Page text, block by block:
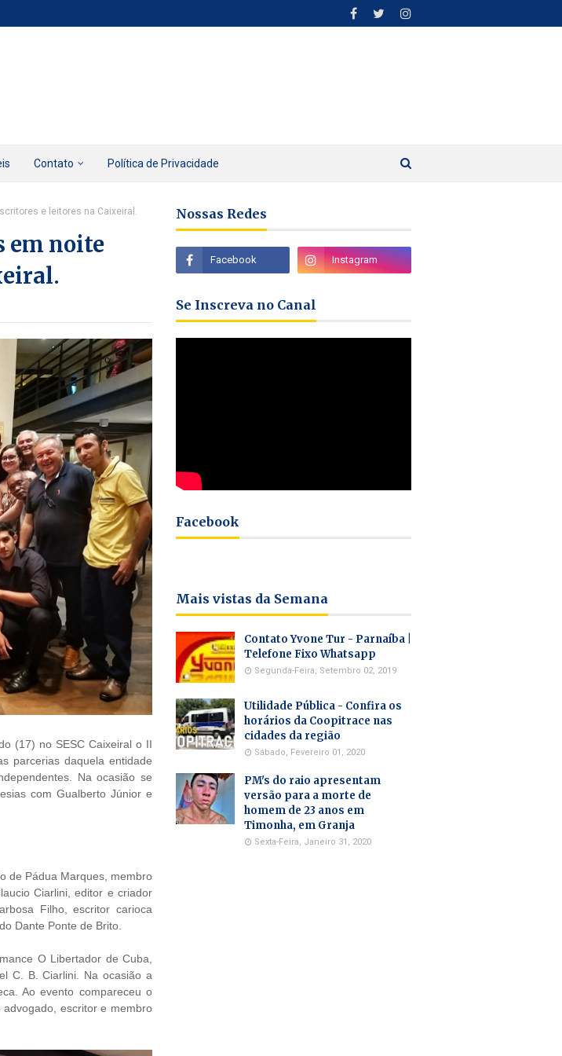
Contato Política de Privacidade
e leitores na Caixeiral.
em noite
(17) no SESC Caixeiral o II
parcerias daquela entidade
Na ocasião se
com Gualberto Júnior e
de Pádua Marques, membro
Ciarlini, editor e criador
Filho, escritor carioca
Dante Ponte de Brito.
O Libertador de Cuba,
C. B. Ciarlini. Na ocasião a
Ao evento compareceu o
escritor e membro
Nossas Redes
Se Inscreva no Canal
Facebook
Mais vistas da Semana
Contato Yvone Tur - Parnaíba |
Telefone Fixo Whatsapp
Segunda-Feira, Setembro 02, 2019
Utilidade Pública - Confira os
horários da Coopitrace nas
cidades da região
Sábado, Fevereiro 01, 2020
PM's do raio apresentam
versão para a morte de
homem de 23 anos em
Timonha, em Granja
Sexta-Feira, Janeiro 31, 2020